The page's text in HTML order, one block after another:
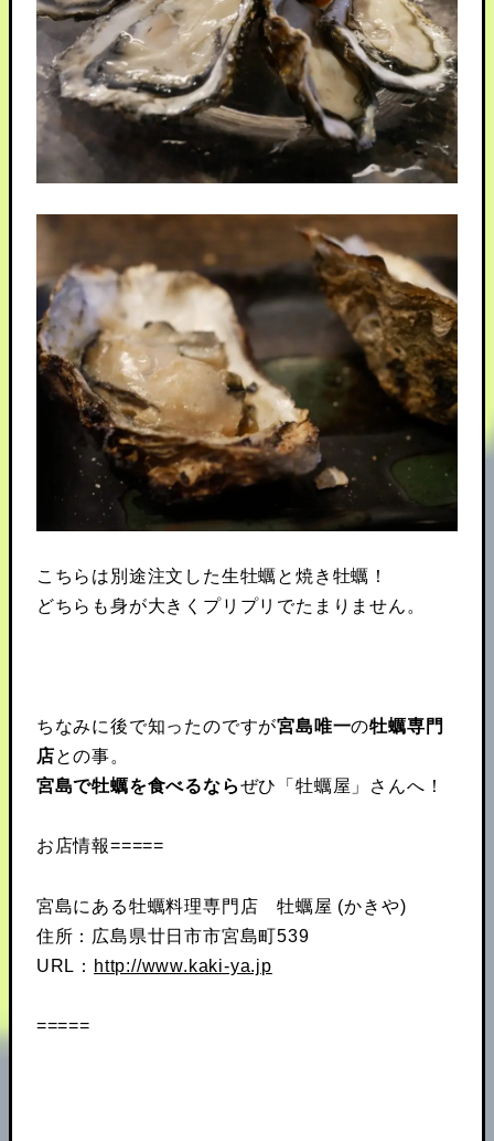
こちらは別途注文した生牡蠣と焼き牡蠣！
どちらも身が大きくプリプリでたまりません。
ちなみに後で知ったのですが宮島唯一の牡蠣専門
店との事。
宮島で牡蠣を食べるならぜひ「牡蠣屋」さんへ！
お店情報=====
宮島にある牡蠣料理専門店 牡蠣屋 (かきや)
住所：広島県廿日市市宮島町539
URL： http://www.kaki-ya.jp
=====